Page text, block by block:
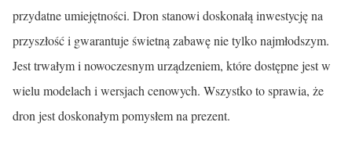
przydatne umiejętności. Dron stanowi doskonałą inwestycję na
przyszłość i gwarantuje świetną zabawę nie tylko najmłodszym.
Jest trwałym i nowoczesnym urządzeniem, które dostępne jest w
wielu modelach i wersjach cenowych. Wszystko to sprawia, że
dron jest doskonałym pomysłem na prezent.